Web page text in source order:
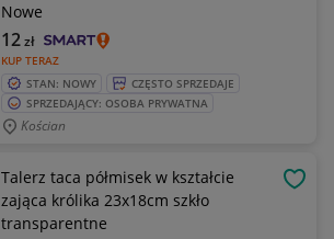
Nowe
KUP TERAZ
12zł
STAN: NOWY
CZĘSTO SPRZEDAJE
SPRZEDAJĄCY: OSOBA PRYWATNA
Kościan
Talerz taca półmisek w kształcie
zająca królika 23x18cm szkło
transparentne